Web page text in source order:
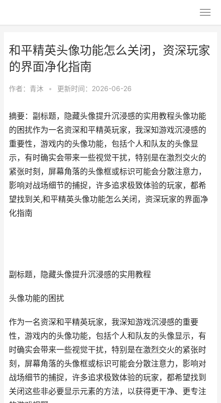
和平精英头像功能怎么关闭，资深玩家
的界面净化指南
作者： 青沐 • 更新时间：2026-06-26
摘要：副标题，隐藏头像提升沉浸感的实用教程头像功能
的困扰作为一名资深和平精英玩家，我深知游戏沉浸感的
重要性，游戏内的头像功能，包括个人和队友的头像显
示，有时确实会带来一些视觉干扰，特别是在激烈交火的
紧张时刻，屏幕角落的头像框或标识可能会分散注意力，
影响对战场细节的捕捉，许多追求极致体验的玩家，都希
望找到关,和平精英头像功能怎么关闭，资深玩家的界面净
化指南
副标题，隐藏头像提升沉浸感的实用教程
头像功能的困扰
作为一名资深和平精英玩家，我深知游戏沉浸感的重要
性，游戏内的头像功能，包括个人和队友的头像显示，有
时确实会带来一些视觉干扰，特别是在激烈交火的紧张时
刻，屏幕角落的头像框或标识可能会分散注意力，影响对
战场细节的捕捉，许多追求极致体验的玩家，都希望找到
关闭这些非必要显示元素的方法，以获得更干净、更专注